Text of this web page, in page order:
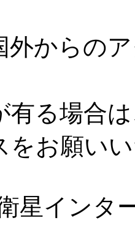
外からの
有る場合
をお願い
星イン